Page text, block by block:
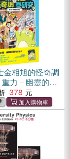
金相旭的怪奇調
力－幽靈的祕
物理原形收藏
378